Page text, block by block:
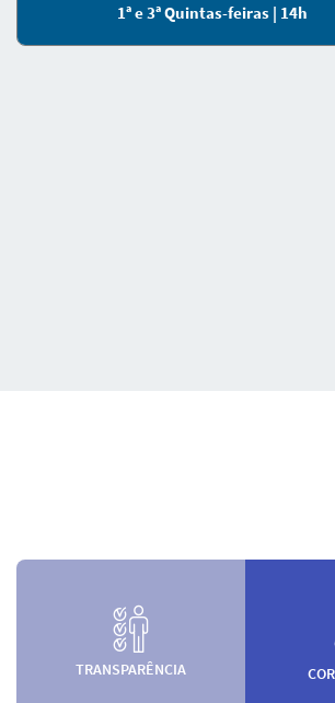
1ª e 3ª Quintas-feiras | 14h
TRANSPARÊNCIA